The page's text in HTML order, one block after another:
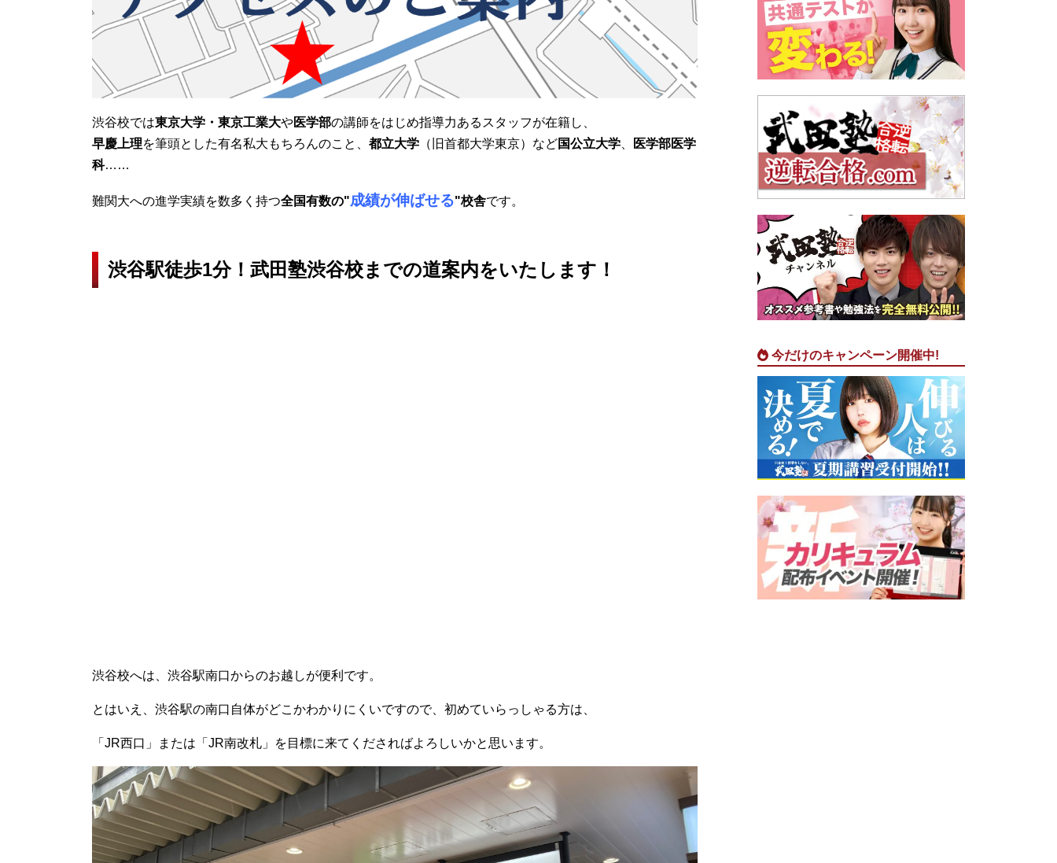
渋谷校では東京大学・東京工業大や医学部の講師をはじめ指導力あるスタッフが在籍し、
早慶上理を筆頭とした有名私大もちろんのこと、 都立大学 （旧首都大学東京）など国公立大学
医学部医学
科……
難関大への進学実績を数多く持つ全国有数の"成績が伸ばせる"校舎です。
渋谷駅徒歩1分！武田塾渋谷校までの道案内をいたします！
渋谷校へは、渋谷駅南口からのお越しが便利です。
とはいえ、渋谷駅の南口自体がどこかわかりにくいですので、初めていらっしゃる方は、
「JR西口」または「JR南改札」を目標に来てくださればよろしいかと思います。
今だけのキャンペーン開催中!